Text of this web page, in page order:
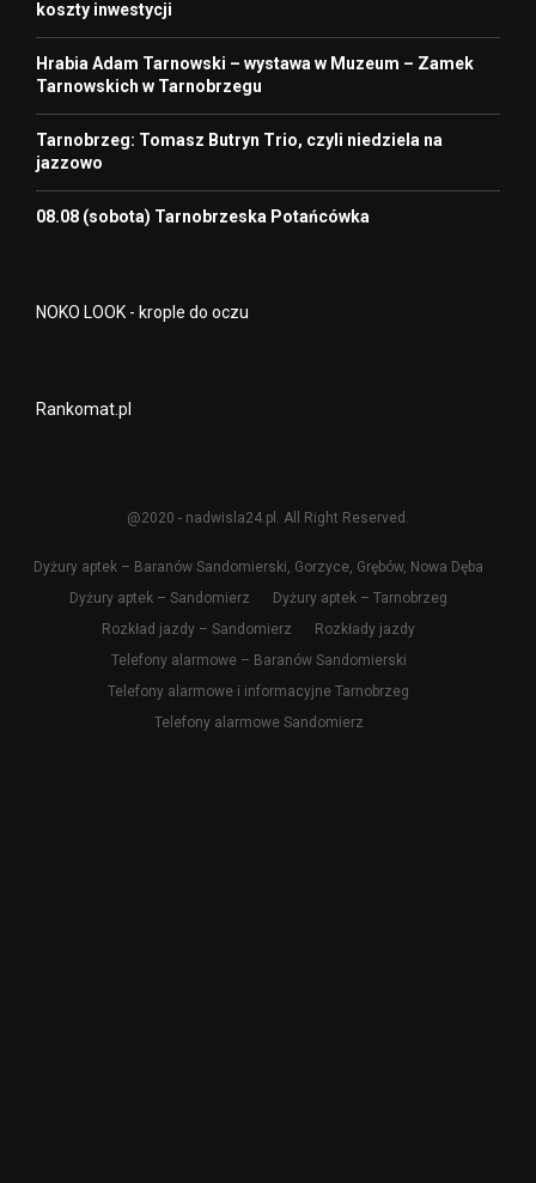
koszty inwestycji
Hrabia Adam Tarnowski – wystawa w Muzeum – Zamek
Tarnowskich w Tarnobrzegu
Tarnobrzeg: Tomasz Butryn Trio, czyli niedziela na
jazzowo
08.08 (sobota) Tarnobrzeska Potańcówka
NOKO LOOK - krople do oczu
Rankomat.pl
@2020 - nadwisla24.pl. All Right Reserved.
Dyżury aptek – Baranów Sandomierski, Gorzyce, Grębów, Nowa Dęba
Dyżury aptek – Sandomierz
Dyżury aptek – Tarnobrzeg
Rozkład jazdy – Sandomierz
Rozkłady jazdy
Telefony alarmowe – Baranów Sandomierski
Telefony alarmowe i informacyjne Tarnobrzeg
Telefony alarmowe Sandomierz